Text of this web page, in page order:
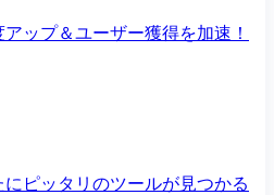
ップ＆ユーザー獲得を加速！
ピッタリのツールが見つかる